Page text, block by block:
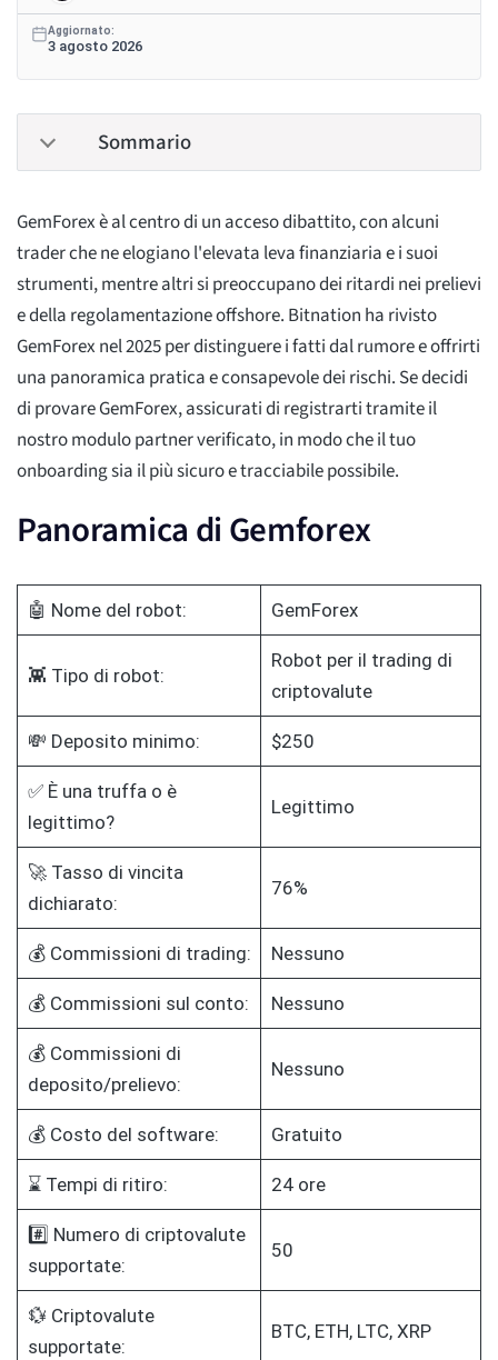
Aggiornato:
3 agosto 2026
Sommario
GemForex è al centro di un acceso dibattito, con alcuni
trader che ne elogiano l'elevata leva finanziaria e i suoi
strumenti, mentre altri si preoccupano dei ritardi nei prelievi
e della regolamentazione offshore. Bitnation ha rivisto
GemForex nel 2025 per distinguere i fatti dal rumore e offrirti
una panoramica pratica e consapevole dei rischi. Se decidi
di provare GemForex, assicurati di registrarti tramite il
nostro modulo partner verificato, in modo che il tuo
onboarding sia il più sicuro e tracciabile possibile.
Panoramica di Gemforex
🤖 Nome del robot: GemForex
👾 Tipo di robot:
Robot per il trading di
criptovalute
💸 Deposito minimo: $250
✅ È una truffa o è
legittimo?
Legittimo
🚀 Tasso di vincita
dichiarato:
76%
💰 Commissioni di trading: Nessuno
💰 Commissioni sul conto: Nessuno
💰 Commissioni di
deposito/prelievo:
Nessuno
💰 Costo del software: Gratuito
⌛ Tempi di ritiro: 24 ore
#️⃣ Numero di criptovalute
supportate:
50
💱 Criptovalute
supportate:
BTC, ETH, LTC, XRP